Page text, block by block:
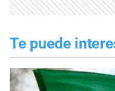
Te puede